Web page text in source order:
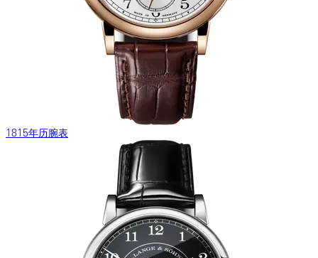
1815年历腕表